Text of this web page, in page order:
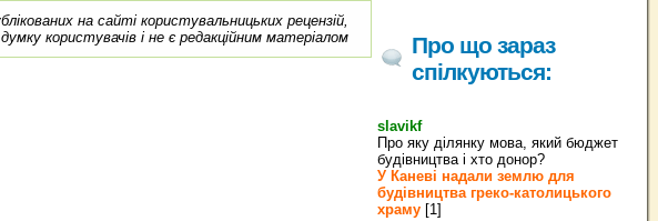
на сайті користувальницьких рецензій,
користувачів і не є редакційним матеріалом
Про що зараз
спілкуються:
slavikf
Про яку ділянку мова, який бюджет
будівництва і хто донор?
У Каневі надали землю для
будівництва греко‐католицького
храму [1]